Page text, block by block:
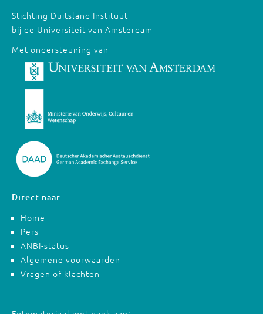
Stichting Duitsland Instituut
bij de Universiteit van Amsterdam
Met ondersteuning van
Direct naar:
Home
Pers
ANBI-status
Algemene voorwaarden
Vragen of klachten